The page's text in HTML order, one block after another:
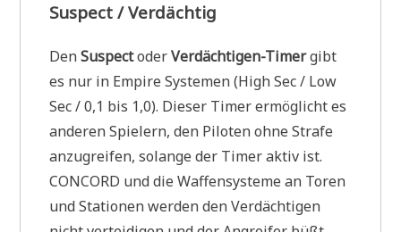
Suspect / Verdächtig
DenSuspectoderVerdächtigen-Timergibt
es nur in Empire Systemen (High Sec / Low
Sec / 0,1 bis 1,0). Dieser Timer ermöglicht es
anderen Spielern, den Piloten ohne Strafe
anzugreifen, solange der Timer aktiv ist.
CONCORD und die Waffensysteme an Toren
und Stationen werden den Verdächtigen